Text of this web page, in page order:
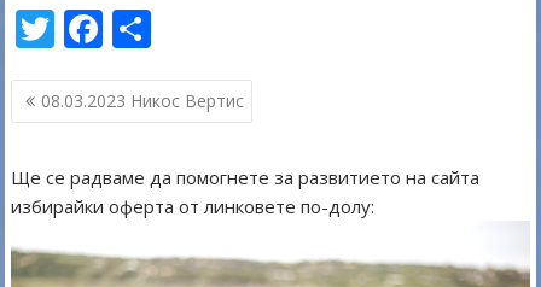
T
w
itt
F
ac
e
o
o
k
h
ar
Навигация
08.03.2023 Никос Вертис
Ще се радваме да помогнете за развитието на сайта
избирайки оферта от линковете по-долу: